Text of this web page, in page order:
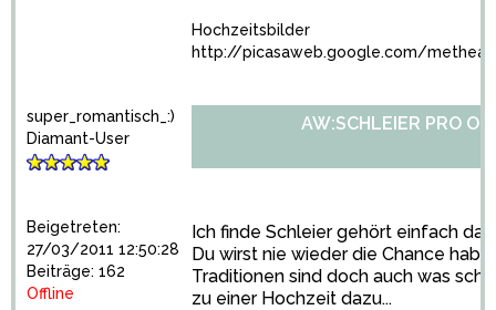
Hochzeitsbilder
http://picasaweb.google.com/
super_romantisch_:)
Diamant-User
Beigetreten:
27/03/2011 12:50:28
Beiträge: 162
Offline
AW:SCHLEIER PRO
Ich finde Schleier gehört einfach
Du wirst nie wieder die Chance
Traditionen sind doch auch was
zu einer Hochzeit dazu...